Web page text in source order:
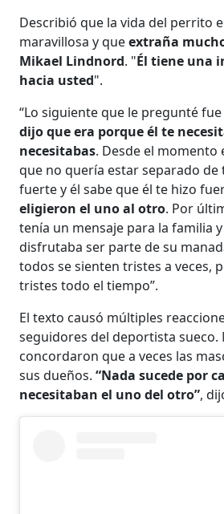
Describió que la vida del perrito
maravillosa y queextraña
Mikael Lindnord. "Él tiene una
hacia usted".
“Lo siguiente que le pregunté
dijo que era porque él te
necesitabas. Desde el momento
que no quería estar separado de
fuerte y él sabe que él te hizo
eligieron el uno al otro. Por
tenía un mensaje para la familia
disfrutaba ser parte de su
todos se sienten tristes a veces,
tristes todo el tiempo”.
El texto causó múltiples
seguidores del deportista sueco.
concordaron que a veces las
sus dueños.“Nada sucede por
necesitaban el uno del otro”,